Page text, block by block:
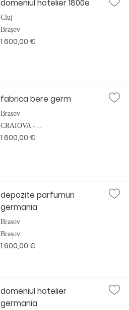
domeniul hotelier 1800e
Cluj
Brașov
1 600,00 €
fabrica bere germ
Brasov
CRAIOVA -...
1 600,00 €
depozite parfumuri
germania
Brasov
Brașov
1 600,00 €
domeniul hotelier
germania